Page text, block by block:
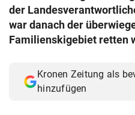
© Krone Multimedia GmbH &
Muthgasse 2, 1190 Wien
der
war danach der
Familienskigebiet retten
Kronen Zeitung als
hinzufügen